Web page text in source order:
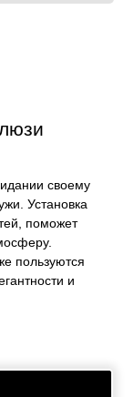
своему
Установка
поможет
пользуются
и